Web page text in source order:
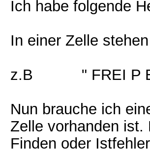
Ich habe folgende
In einer Zelle
z.B " FREI P
Nun brauche ich
Zelle vorhanden
Finden oder